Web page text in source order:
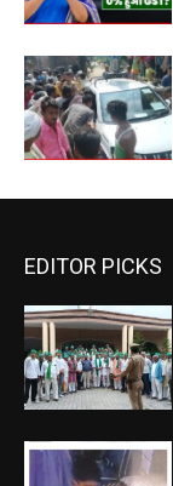
EDITOR PICKS